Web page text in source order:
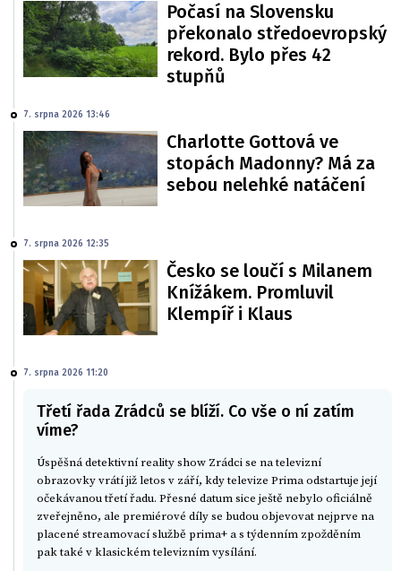
Počasí na Slovensku
překonalo středoevropský
rekord. Bylo přes 42
stupňů
7. srpna 2026 13:46
Charlotte Gottová ve
stopách Madonny? Má za
sebou nelehké natáčení
7. srpna 2026 12:35
Česko se loučí s Milanem
Knížákem. Promluvil
Klempíř i Klaus
7. srpna 2026 11:20
Třetí řada Zrádců se blíží. Co vše o ní zatím
víme?
Úspěšná detektivní reality show Zrádci se na televizní
obrazovky vrátí již letos v září, kdy televize Prima odstartuje její
očekávanou třetí řadu. Přesné datum sice ještě nebylo oficiálně
zveřejněno, ale premiérové díly se budou objevovat nejprve na
placené streamovací službě prima+ a s týdenním zpožděním
pak také v klasickém televizním vysílání.